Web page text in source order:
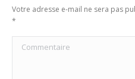
Votre adresse e-mail ne sera pas
*
Commentaire